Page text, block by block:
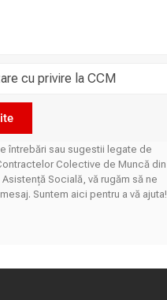
întrebări sau sugestii legate de
Colective de Muncă din
Asistență Socială, vă rugăm să ne
Suntem aici pentru a vă ajuta!